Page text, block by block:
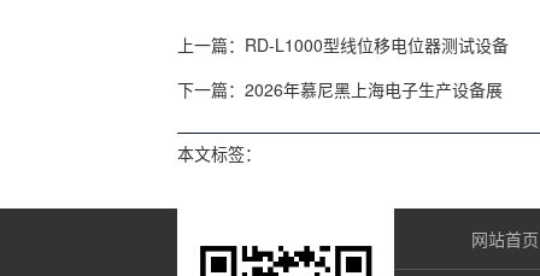
上一篇： RD-L1000型线位移电位器测试设备
下一篇： 2026年慕尼黑上海电子生产设备展
本文标签：
网站首页